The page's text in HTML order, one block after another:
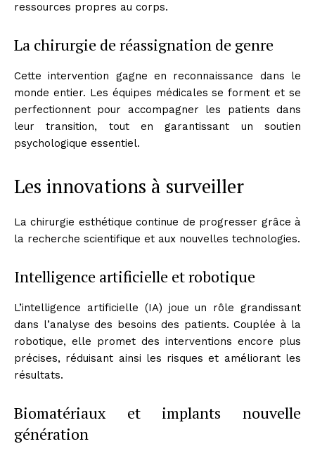
ressources propres au corps.
La chirurgie de réassignation de genre
Cette intervention gagne en reconnaissance dans le
monde entier. Les équipes médicales se forment et se
perfectionnent pour accompagner les patients dans
leur transition, tout en garantissant un soutien
psychologique essentiel.
Les innovations à surveiller
La chirurgie esthétique continue de progresser grâce à
la recherche scientifique et aux nouvelles technologies.
Intelligence artificielle et robotique
L’intelligence artificielle (IA) joue un rôle grandissant
dans l’analyse des besoins des patients. Couplée à la
robotique, elle promet des interventions encore plus
précises, réduisant ainsi les risques et améliorant les
résultats.
Biomatériaux et implants nouvelle
génération